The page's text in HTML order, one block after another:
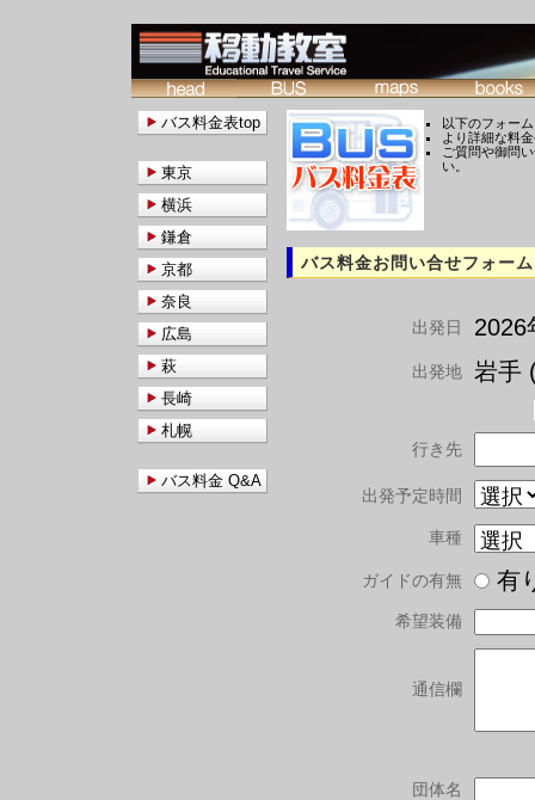
以下のフォー
より詳細な料
ご質問や御問
い。
バス料金お問い合せフォーム
出発日 2026
出発地 岩手
行き先
出発予定時間
車種
ガイドの有無
希望装備
通信欄
団体名
バス料金表top
東京
横浜
鎌倉
京都
奈良
広島
萩
長崎
札幌
バス料金 Q&A